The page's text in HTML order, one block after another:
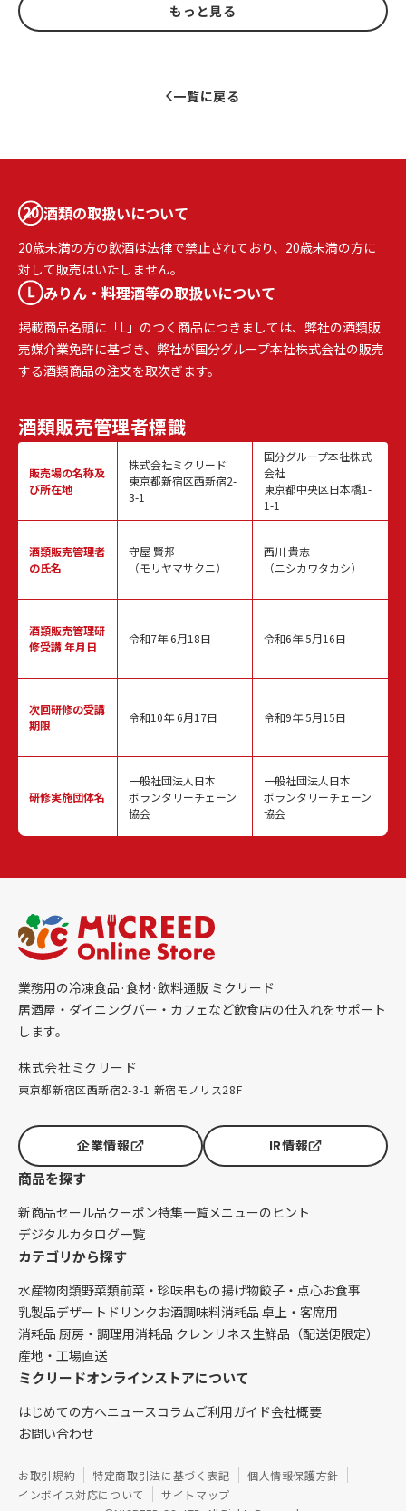
もっと見る
一覧に戻る
酒類の取扱いについて
20歳未満の方の飲酒は法律で禁止されており、20歳未満の方に
対して販売はいたしません。
みりん・料理酒等の取扱いについて
掲載商品名頭に「L」のつく商品につきましては、弊社の酒類販
売媒介業免許に基づき、弊社が国分グループ本社株式会社の販売
する酒類商品の注文を取次ぎます。
酒類販売管理者標識
販売場の名称及
び所在地
酒類販売管理者
の氏名
酒類販売管理研
修受講 年月日
次回研修の受講
期限
研修実施団体名
株式会社ミクリード
東京都新宿区西新宿2-
3-1
守屋 賢邦
（モリヤマサクニ）
令和7年 6月18日
令和10年 6月17日
一般社団法人日本
ボランタリーチェーン
協会
国分グループ本社株式
会社
東京都中央区日本橋1-
1-1
西川 貴志
（ニシカワタカシ）
令和6年 5月16日
令和9年 5月15日
一般社団法人日本
ボランタリーチェーン
協会
業務用の冷凍食品·食材·飲料通販 ミクリード
居酒屋・ダイニングバー・カフェなど飲食店の仕入れをサポート
します。
株式会社ミクリード
東京都新宿区西新宿2-3-1 新宿モノリス28F
企業情報 IR情報
商品を探す
新商品セール品クーポン特集一覧メニューのヒント
デジタルカタログ一覧
カテゴリから探す
水産物肉類野菜類前菜・珍味串もの揚げ物餃子・点心お食事
乳製品デザート ドリンク お酒調味料消耗品 卓上・客席用
消耗品 厨房・調理用消耗品 クレンリネス生鮮品（配送便限定）
産地・工場直送
ミクリードオンラインストアについて
はじめての方へニュースコラムご利用ガイド会社概要
お問い合わせ
お取引規約 特定商取引法に基づく表記
個人情報保護方針
インボイス対応について
サイトマップ